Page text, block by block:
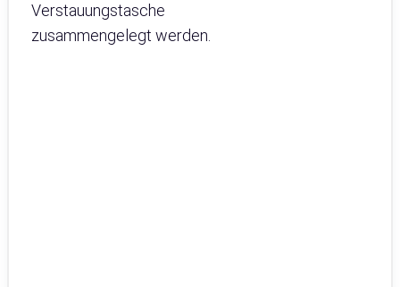
Verstauungstasche
zusammengelegt werden.